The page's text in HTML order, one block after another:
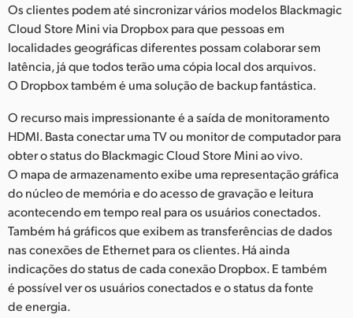
Os clientes podem até sincronizar vários modelos Blackmagic
Cloud Store Mini via Dropbox para que pessoas em
localidades geográficas diferentes possam colaborar sem
latência, já que todos terão uma cópia local dos arquivos.
O Dropbox também é uma solução de backup fantástica.
O recurso mais impressionante é a saída de monitoramento
HDMI. Basta conectar uma TV ou monitor de computador para
obter o status do Blackmagic Cloud Store Mini ao vivo.
O mapa de armazenamento exibe uma representação gráfica
do núcleo de memória e do acesso de gravação e leitura
acontecendo em tempo real para os usuários conectados.
Também há gráficos que exibem as transferências de dados
nas conexões de Ethernet para os clientes. Há ainda
indicações do status de cada conexão Dropbox. E também
é possível ver os usuários conectados e o status da fonte
de energia.